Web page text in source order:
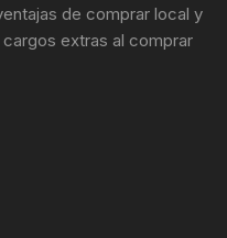
de comprar local y
extras al comprar